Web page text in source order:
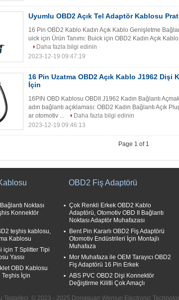
Uyumlu OBD2 Açık Tel Adaptör Kablosu
16 Pin OBD2 Kablo Kadın Açık Kablo Genişletme
uick için Ürün Tanımı: Buick için OBD2 Kadın Açık
Daha fazla bilgi edinin
2023-12-19 09:47:19
16 Pin Uzatma OBD2 Açık Kablo J1962 Dişi
İçin
16PIN OBD Kablosu OBDII J1962 Kadın Bağlantı
adın bağlantı açıklaması: OBD2 Kadın Bağlantı Açık
ar otomotiv ...
Daha fazla bilgi edinin
2023-12-19 09:46:13
Page 1 of 1
Noktası
Konnektör
teşhis kablosu,
Kablosu
için T Splitter Tipi
Yassı
OBD Kablosu
İçin
OBD2 Fiş Adaptörü
Çok Renkli Erkek OBD2 Kablo
Adaptörü, Otomotiv OBD II Bağlantı
Noktası Adaptör Muhafazası
Bent Pin Kararlı OBD2 Fiş Adaptörü
Otomotiv Endüstrileri İçin Montajlı
Muhafaza
Mor Muhafaza ile OEM Tarayıcı OBD2
Fiş Adaptörü 16 Pin Erkek
ABS PVC OBD2 Dişi Konnektör
Değiştirme Kilitli Çok Amaçlı
Tedarikçi. © 2023 - 2025 Dongguan Wenjun Electronic